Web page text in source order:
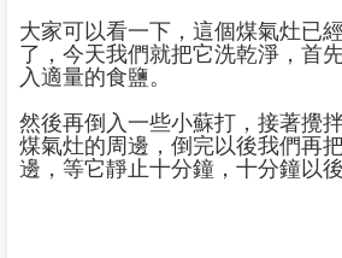
大家可以看一下，這個煤氣灶已
了，今天我們就把它洗乾淨，首
入適量的食鹽。
然後再倒入一些小蘇打，接著攪
煤氣灶的周邊，倒完以後我們再
邊，等它靜止十分鐘，十分鐘以